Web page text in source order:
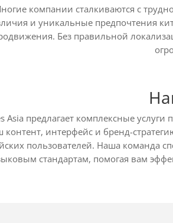
компании сталкиваются с
и уникальные предпочтения
Без правильной
Asia предлагает комплексные
контент, интерфейс и бренд-
пользователей. Наша команда
стандартам, помогая вам